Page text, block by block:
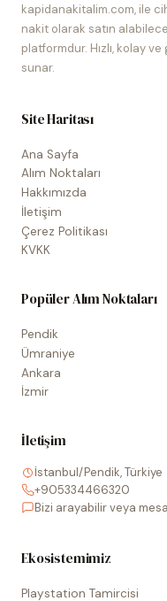
kapidanakitalim.com, ile
nakit olarak satın
platformdur. Hızlı, kolay
sunar.
Site Haritası
Ana Sayfa
Alım Noktaları
Hakkımızda
İletişim
Çerez Politikası
KVKK
Popüler Alım Noktaları
Pendik
Ümraniye
Ankara
İzmir
İletişim
İstanbul/Pendik, Türkiye
+905334466320
Bizi arayabilir veya
Ekosistemimiz
Playstation Tamircisi